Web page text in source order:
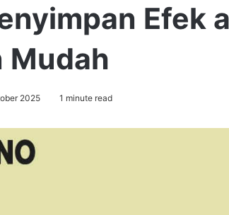
Efek
Mudah
2025 1 minute read